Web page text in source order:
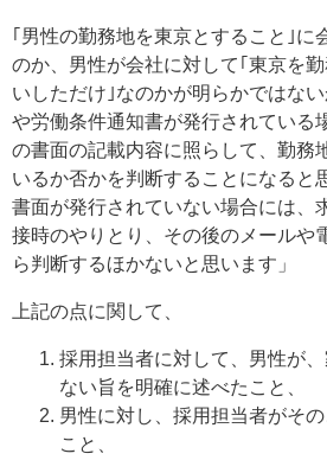
｢男性の勤務地を東京とすること｣に
のか、男性が会社に対して｢東京を
いしただけ｣なのかが明らかではな
や労働条件通知書が発行されている
の書面の記載内容に照らして、勤務
いるか否かを判断することになると
書面が発行されていない場合には、
接時のやりとり、その後のメールや
ら判断するほかないと思います」
上記の点に関して、
採用担当者に対して、男性が
ない旨を明確に述べたこと、
男性に対し、採用担当者がそ
こと、